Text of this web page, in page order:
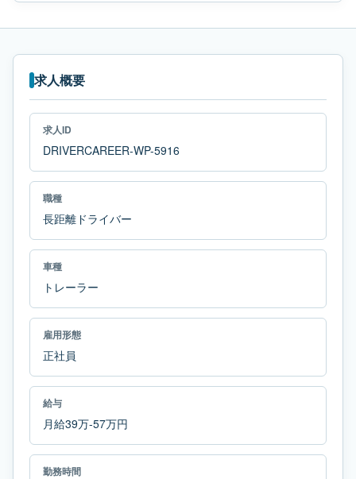
求人概要
求人ID
DRIVERCAREER-WP-5916
職種
長距離ドライバー
車種
トレーラー
雇用形態
正社員
給与
月給39万-57万円
勤務時間